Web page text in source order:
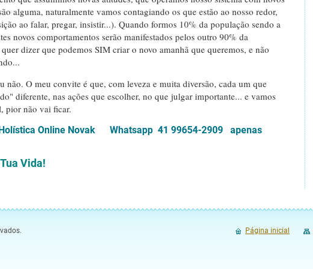
alguma, naturalmente vamos contagiando os que estão ao nosso redor,
ao falar, pregar, insistir...). Quando formos 10% da população sendo a
novos comportamentos serão manifestados pelos outro 90% da
dizer que podemos SIM criar o novo amanhã que queremos, e não
não. O meu convite é que, com leveza e muita diversão, cada um que
diferente, nas ações que escolher, no que julgar importante... e vamos
pior não vai ficar.
Online Novak Whatsapp 41 99654-2909 apenas
Vida!
Página inicial